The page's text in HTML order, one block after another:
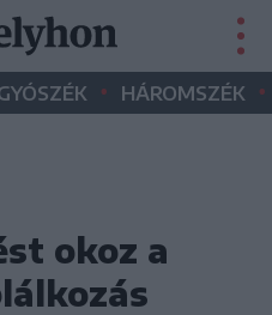
• HÁROMSZÉK •
okoz a